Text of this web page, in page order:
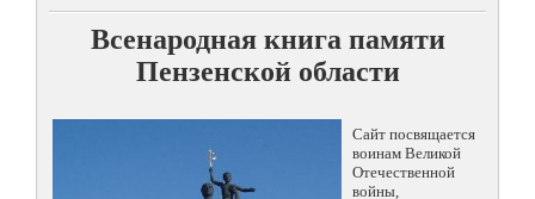
Всенародная книга памяти
Пензенской области
Сайт посвящается
воинам Великой
Отечественной
войны,